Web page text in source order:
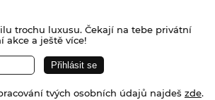
trochu luxusu. Čekají na tebe privátní
akce a ještě více!
tvých osobních údajů najdeš zde.